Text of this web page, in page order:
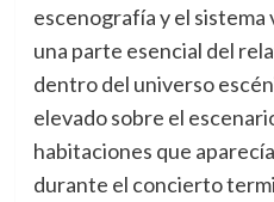
escenografía y el
una parte esencial del
dentro del universo
elevado sobre el
habitaciones que
durante el concierto